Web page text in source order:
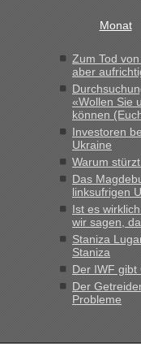
„Bin am Montag
das erste Mal an
vor mir, bin sonst der
Minuten wurde dann
Berichte und
Grenzübergang
schnellsten?
„Derzeit, ist es
Polen. Zb. Krakovets
Montag rüber,
Monat
Zum Tod
aber
«Wollen Sie
können
Investoren
Ukraine
Warum
Das
linksufrigen
Ist es
wir sagen,
Staniza
Staniza
Der IWF gibt
Der
Probleme